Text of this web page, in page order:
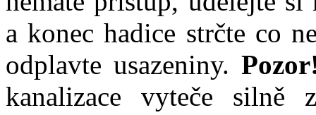
a konec hadice strčte co
odplavte usazeniny.
kanalizace vyteče silně